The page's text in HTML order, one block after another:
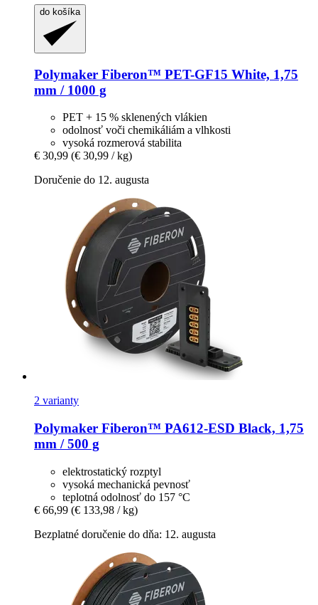
do košíka
Polymaker Fiberon™ PET-​GF15 White, 1,75
mm / 1000 g
PET + 15 % sklenených vlákien
odolnosť voči chemikáliám a vlhkosti
vysoká rozmerová stabilita
€ 30,99 (€ 30,99 / kg)
Doručenie do 12. augusta
2 varianty
Polymaker Fiberon™ PA612-​ESD Black, 1,75
mm / 500 g
elektrostatický rozptyl
vysoká mechanická pevnosť
teplotná odolnosť do 157 °C
€ 66,99 (€ 133,98 / kg)
Bezplatné doručenie do dňa: 12. augusta